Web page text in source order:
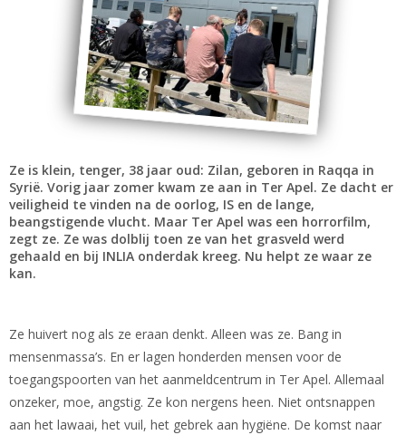
Ze is klein, tenger, 38 jaar oud: Zilan, geboren in Raqqa in
Syrië. Vorig jaar zomer kwam ze aan in Ter Apel. Ze dacht er
veiligheid te vinden na de oorlog, IS en de lange,
beangstigende vlucht. Maar Ter Apel was een horrorfilm,
zegt ze. Ze was dolblij toen ze van het grasveld werd
gehaald en bij INLIA onderdak kreeg. Nu helpt ze waar ze
kan.
Ze huivert nog als ze eraan denkt. Alleen was ze. Bang in
mensenmassa’s. En er lagen honderden mensen voor de
toegangspoorten van het aanmeldcentrum in Ter Apel. Allemaal
onzeker, moe, angstig. Ze kon nergens heen. Niet ontsnappen
aan het lawaai, het vuil, het gebrek aan hygiëne. De komst naar